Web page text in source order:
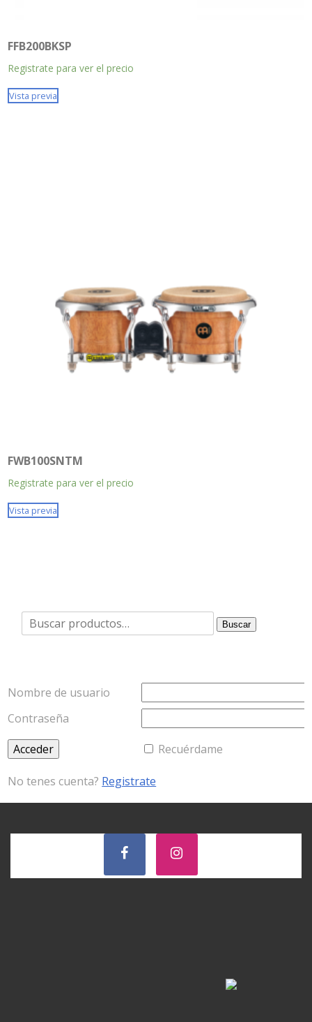
FFB200BKSP
Registrate para ver el precio
Vista previa
FWB100SNTM
Registrate para ver el precio
Vista previa
Buscar
por:
Buscar
Nombre de usuario
Contraseña
Recuérdame
No tenes cuenta? Registrate